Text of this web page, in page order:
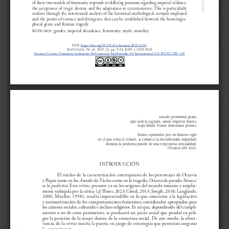
of these two models of femininity responds to differing positions regarding imperial violence:
the acceptance of tragic destiny and the adaptation to circumstances. This is particularly
evident through the intertextual analysis of the historical-mythological exempla
employed
and the points of contact and divergence that can be established between the historiogra-
phical genre and Roman tragedy .
KEYWORDS : gender, imperial decadence, femininity, myth, morality.
F
O
R
T
V
N
FORTVNATAE
, Nº 42; 2025 (2), pp. 9-33; ISSN: e-2530-8343
Licencia Creative Commons Atribución-NoComercial-SinDerivadas 4.0 Internacional (CC BY-NC-ND 4.0)
DOI: https://doi.org/10.25145/j.fortunat.2025.42.01
saeculo premimur graui,
quo scelera regnant, saeuit impietas furens,
turpi libido Venere dominatur potens.
Somos oprimidos por un funesto siglo
en el que reina el crimen, se enfurece la desenfrenada impiedad,
domina la poderosa pasión de una vergonzosa sensualidad.
(Octavia 430-432).
INTRODUCCIÓN
El núcleo de la caracterización contrapuesta de los personajes de Octavia
y Popea tanto en los Annales de Tácito como en la tragedia Octavia de pseudo-Séneca 1
es la pudicitia . Esta virtus , presente ya en los orígenes del mundo romano y amplia-
mente trabajada por la crítica (
cf . Flores, 2023; Girod, 2013; Joseph, 2018; Langlands,
2006; Mueller, 1998), resulta imprescindible en lo que concierne a la legislación
y normativización de los comportamientos femeninos considerados apropiados para
los cánones sociales, culturales e incluso religiosos. Es así que, dependiendo del cumpli-
miento o no de estos parámetros, se producirá un juicio social que pondrá en peli-
gro la posición de la mujer dentro de la estructura social. De este modo, la obser-
vancia de la virtus suscita la puesta en juego de estrategias que permitan asegurar